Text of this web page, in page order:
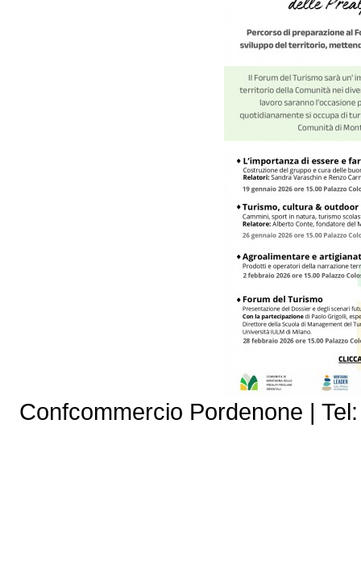
Confcommercio Pordenone |